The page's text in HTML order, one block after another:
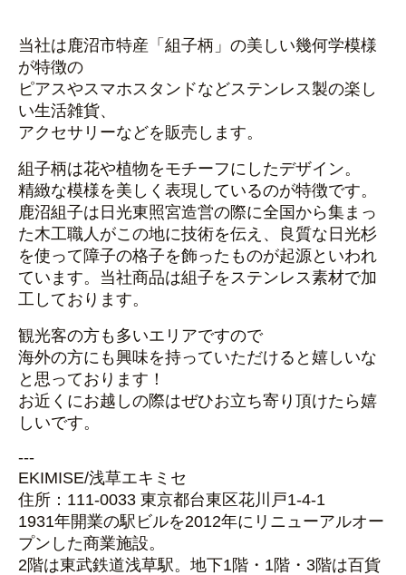
当社は鹿沼市特産「組子柄」の美しい幾何学模様
が特徴の
ピアスやスマホスタンドなどステンレス製の楽し
い生活雑貨、
アクセサリーなどを販売します。
組子柄は花や植物をモチーフにしたデザイン。
精緻な模様を美しく表現しているのが特徴です。
鹿沼組子は日光東照宮造営の際に全国から集まっ
た木工職人がこの地に技術を伝え、
良質な日光杉
を使って障子の格子を飾ったものが起源といわれ
ています。 当社商品は組子をステンレス素材で加
工しております。
観光客の方も多いエリアですので
海外の方にも興味を持っていただけると嬉しいな
と思っております！
お近くにお越しの際はぜひお立ち寄り頂けたら嬉
しいです。
---
EKIMISE/浅草エキミセ
住所：111-0033 東京都台東区花川戸1-4-1
1931年開業の駅ビルを2012年にリニューアルオー
プンした商業施設。
2階は東武鉄道浅草駅。地下1階・1階・3階は百貨